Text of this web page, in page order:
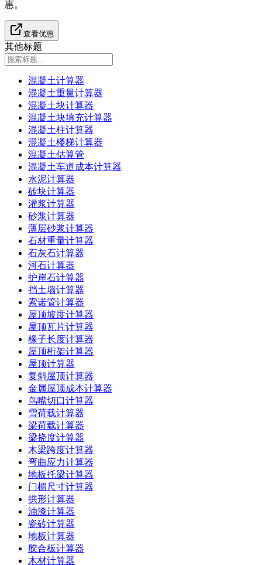
惠。
查看优惠
其他标题
混凝土计算器
混凝土重量计算器
混凝土块计算器
混凝土块填充计算器
混凝土柱计算器
混凝土楼梯计算器
混凝土估算管
混凝土车道成本计算器
水泥计算器
砖块计算器
灌浆计算器
砂浆计算器
薄层砂浆计算器
石材重量计算器
石灰石计算器
河石计算器
护岸石计算器
挡土墙计算器
索诺管计算器
屋顶坡度计算器
屋顶瓦片计算器
椽子长度计算器
屋顶桁架计算器
屋顶计算器
复斜屋顶计算器
金属屋顶成本计算器
鸟嘴切口计算器
雪荷载计算器
梁荷载计算器
梁挠度计算器
木梁跨度计算器
弯曲应力计算器
地板托梁计算器
门楣尺寸计算器
拱形计算器
油漆计算器
瓷砖计算器
地板计算器
胶合板计算器
木材计算器